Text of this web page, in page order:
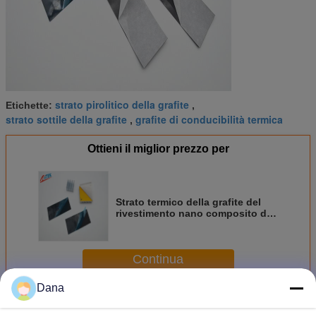
Etichette: strato pirolitico della grafite ,
strato sottile della grafite , grafite di conducibilità termica
Ottieni il miglior prezzo per
Strato termico della grafite del
rivestimento nano composito di
Continua
PiùTermica Grafite Foglio
Dana